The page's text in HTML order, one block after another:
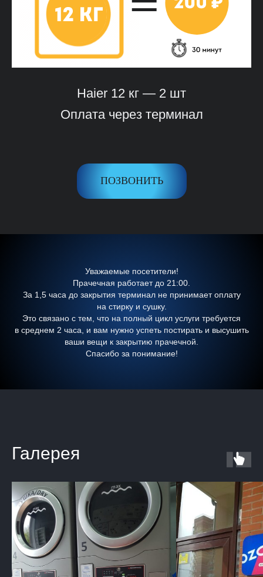
Haier 12 кг — 2 шт
Оплата через терминал
ПОЗВОНИТЬ
Уважаемые посетители!
Прачечная работает до 21:00.
За 1,5 часа до закрытия терминал не принимает оплату
на стирку и сушку.
Это связано с тем, что на полный цикл услуги требуется
в среднем 2 часа, и вам нужно успеть постирать и высушить
ваши вещи к закрытию прачечной.
Спасибо за понимание!
Галерея